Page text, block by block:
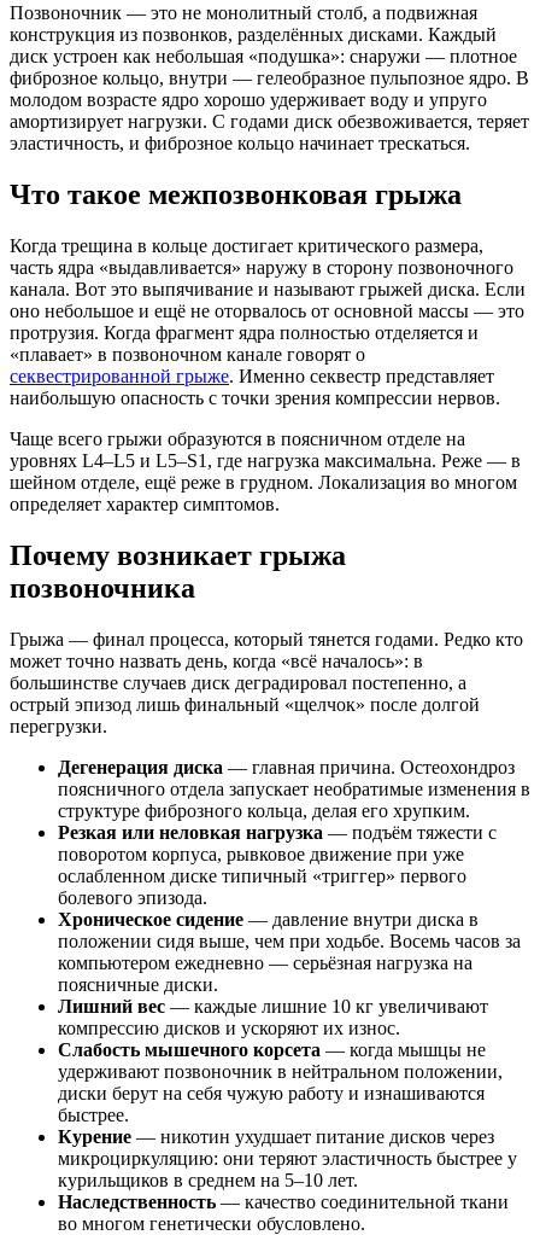
Позвоночник — это не монолитный столб, а подвижная
конструкция из позвонков, разделённых дисками. Каждый
диск устроен как небольшая «подушка»: снаружи — плотное
фиброзное кольцо, внутри — гелеобразное пульпозное ядро. В
молодом возрасте ядро хорошо удерживает воду и упруго
амортизирует нагрузки. С годами диск обезвоживается, теряет
эластичность, и фиброзное кольцо начинает трескаться.
Что такое межпозвонковая грыжа
Когда трещина в кольце достигает критического размера,
часть ядра «выдавливается» наружу в сторону позвоночного
канала. Вот это выпячивание и называют грыжей диска. Если
оно небольшое и ещё не оторвалось от основной массы — это
протрузия. Когда фрагмент ядра полностью отделяется и
«плавает» в позвоночном канале говорят о
секвестрированной грыже. Именно секвестр представляет
наибольшую опасность с точки зрения компрессии нервов.
Чаще всего грыжи образуются в поясничном отделе на
уровнях L4–L5 и L5–S1, где нагрузка максимальна. Реже — в
шейном отделе, ещё реже в грудном. Локализация во многом
определяет характер симптомов.
Почему возникает грыжа
позвоночника
Грыжа — финал процесса, который тянется годами. Редко кто
может точно назвать день, когда «всё началось»: в
большинстве случаев диск деградировал постепенно, а
острый эпизод лишь финальный «щелчок» после долгой
перегрузки.
Дегенерация диска — главная причина. Остеохондроз
поясничного отдела запускает необратимые изменения в
структуре фиброзного кольца, делая его хрупким.
Резкая или неловкая нагрузка — подъём тяжести с
поворотом корпуса, рывковое движение при уже
ослабленном диске типичный «триггер» первого
болевого эпизода.
Хроническое сидение — давление внутри диска в
положении сидя выше, чем при ходьбе. Восемь часов за
компьютером ежедневно — серьёзная нагрузка на
поясничные диски.
Лишний вес — каждые лишние 10 кг увеличивают
компрессию дисков и ускоряют их износ.
Слабость мышечного корсета — когда мышцы не
удерживают позвоночник в нейтральном положении,
диски берут на себя чужую работу и изнашиваются
быстрее.
Курение — никотин ухудшает питание дисков через
микроциркуляцию: они теряют эластичность быстрее у
курильщиков в среднем на 5–10 лет.
Наследственность — качество соединительной ткани
во многом генетически обусловлено.